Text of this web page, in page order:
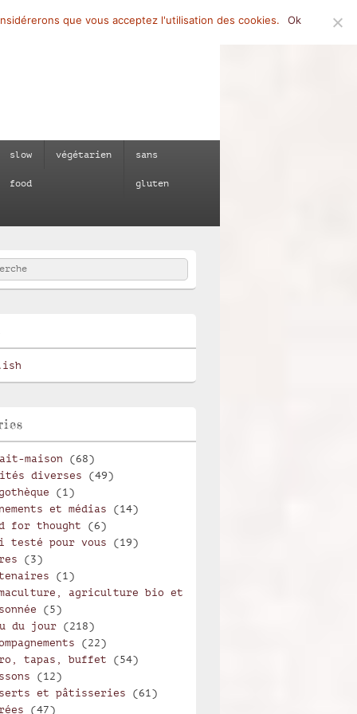
slow
food
végétarien sans
gluten
:
maison (68)
diverses (49)
(1)
et médias (14)
for thought (6)
testé pour vous (19)
(3)
(1)
agriculture bio et
(5)
du jour (218)
(22)
tapas, buffet (54)
(12)
et pâtisseries (61)
(47)
que vous acceptez l'utilisation des cookies. Ok